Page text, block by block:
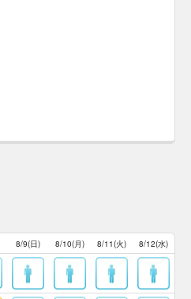
8/9(日) 8/10(月) 8/11(火) 8/12(水)